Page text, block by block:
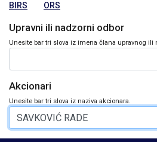
BIRS ORS
Upravni ili nadzorni odbor
Unesite bar tri slova iz imena člana upravnog ili
Akcionari
Unesite bar tri slova iz naziva akcionara.